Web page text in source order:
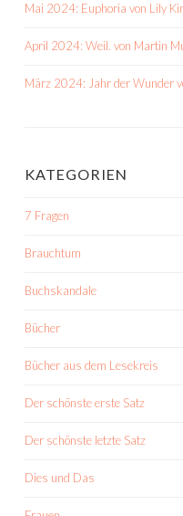
Mai 2024: Euphoria von Lily
April 2024: Weil. von Martin
März 2024: Jahr der Wunder
KATEGORIEN
7 Fragen
Brauchtum
Buchskandale
Bücher
Bücher aus dem Lesekreis
Der schönste erste Satz
Der schönste letzte Satz
Dies und Das